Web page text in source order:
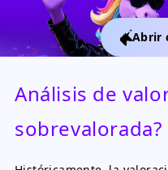
Abrir
Análisis de
sobrevalorada?